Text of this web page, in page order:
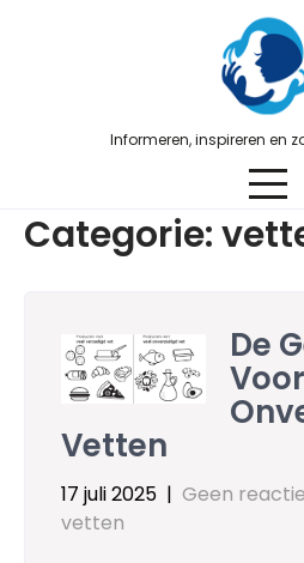
Informeren, inspireren en
Categorie:
De
Vetten
17 juli 2025 | Geen
vetten